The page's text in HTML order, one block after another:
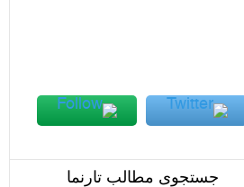
جستجوی مطالب تارنما